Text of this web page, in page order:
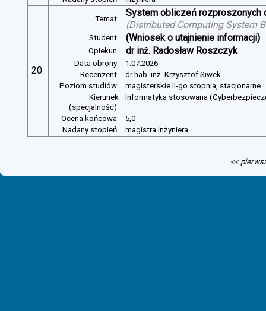
20.
Temat:
System obliczeń rozproszonych
(Distributed Computing System
Student: (Wniosek o utajnienie informacji)
Opiekun: dr inż. Radosław Roszczyk
Data obrony:
1.07.2026
Recenzent:
dr hab. inż. Krzysztof Siwek
Poziom studiów:
magisterskie II-go stopnia, stacjonarne
Kierunek
(specjalność):
Informatyka stosowana
Ocena końcowa:
5,0
Nadany stopień:
magistra inżyniera
<<